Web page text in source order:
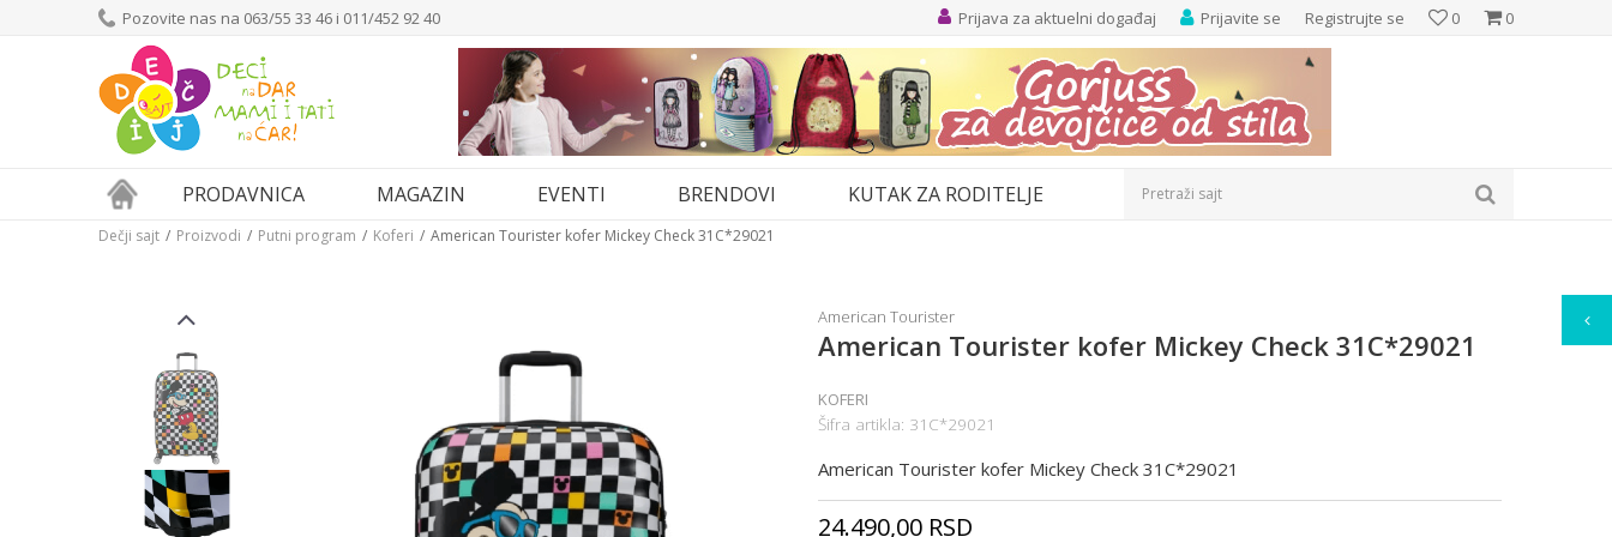
Pozovite nas na 063/55 33 46 i 011/452 92 40 0
0
Prijavite se Registrujte se
Prijava za aktuelni događaj
PRODAVNICA MAGAZIN EVENTI BRENDOVI KUTAK ZA RODITELJE Pretraži sajt
Dečji sajt Proizvodi Putni program Koferi American Tourister kofer Mickey Check 31C*29021
American Tourister
American Tourister kofer Mickey Check 31C*29021
KOFERI
Šifra artikla: 31C*29021
American Tourister kofer Mickey Check 31C*29021
24.490,00 RSD